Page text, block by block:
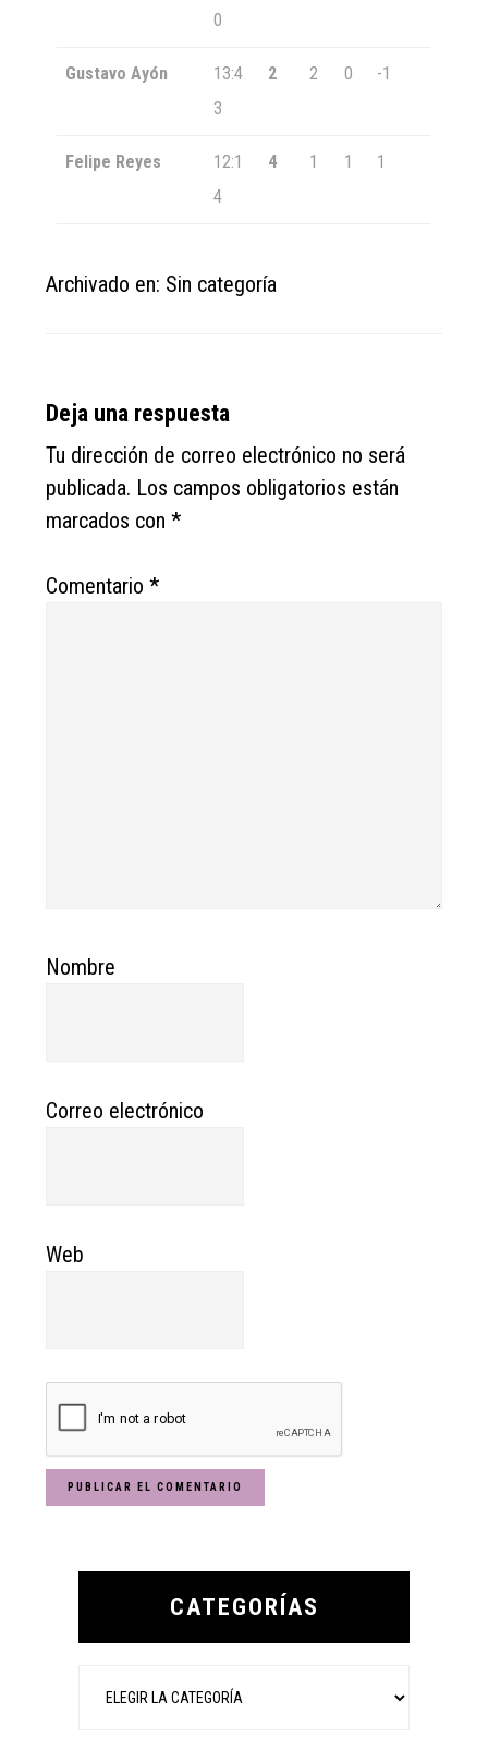
0
Gustavo Ayón
13:4
3
2 2 0 -1
Felipe Reyes
12:1
4
4 1 1 1
Archivado en: Sin categoría
Reader
Interactions
Deja una respuesta
Tu dirección de correo electrónico no será
publicada. Los campos obligatorios están
marcados con*
Comentario*
Nombre
Correo electrónico
Web
Primary
CATEGORÍAS